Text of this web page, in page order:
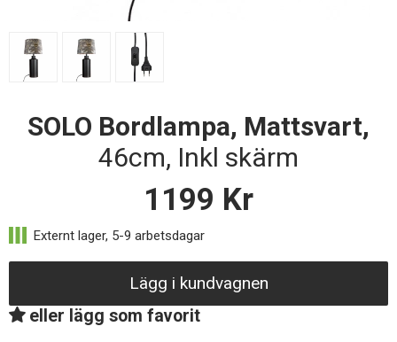
SOLO Bordlampa, Mattsvart,
46cm, Inkl skärm
1199 Kr
Lägg i kundvagnen
eller lägg som favorit